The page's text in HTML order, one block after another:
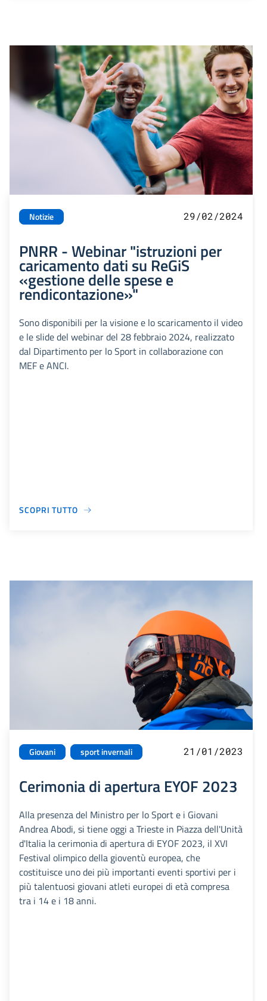
Notizie 29/02/2024
PNRR - Webinar "istruzioni per
caricamento dati su ReGiS
«gestione delle spese e
rendicontazione»"
Sono disponibili per la visione e lo scaricamento il video
e le slide del webinar del 28 febbraio 2024, realizzato
dal Dipartimento per lo Sport in collaborazione con
MEF e ANCI.
SCOPRI TUTTO
Giovani sport invernali 21/01/2023
Cerimonia di apertura EYOF 2023
Alla presenza del Ministro per lo Sport e i Giovani
Andrea Abodi, si tiene oggi a Trieste in Piazza dell'Unità
d'Italia la cerimonia di apertura di EYOF 2023, il XVI
Festival olimpico della gioventù europea, che
costituisce uno dei più importanti eventi sportivi per i
più talentuosi giovani atleti europei di età compresa
tra i 14 e i 18 anni.